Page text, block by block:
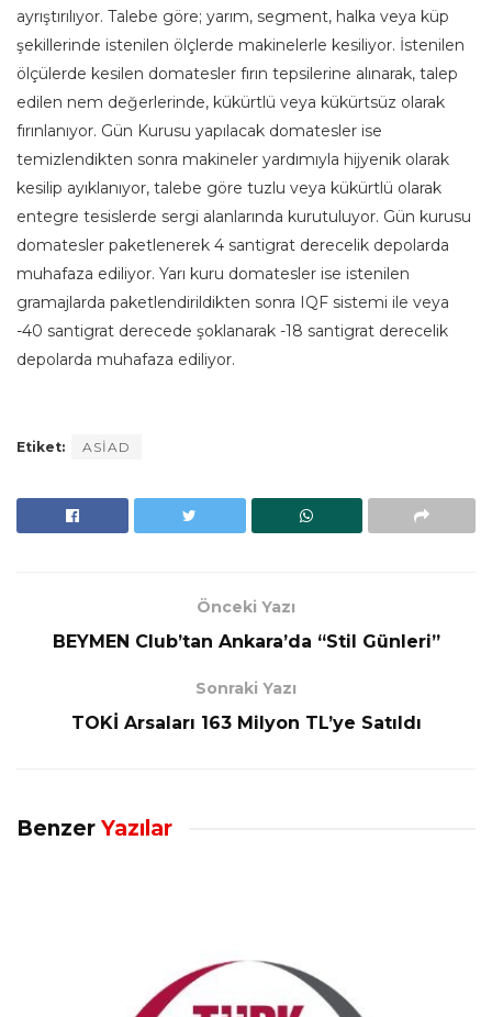
ayrıştırılıyor. Talebe göre; yarım, segment, halka veya küp
şekillerinde istenilen ölçlerde makinelerle kesiliyor. İstenilen
ölçülerde kesilen domatesler fırın tepsilerine alınarak, talep
edilen nem değerlerinde, kükürtlü veya kükürtsüz olarak
fırınlanıyor. Gün Kurusu yapılacak domatesler ise
temizlendikten sonra makineler yardımıyla hijyenik olarak
kesilip ayıklanıyor, talebe göre tuzlu veya kükürtlü olarak
entegre tesislerde sergi alanlarında kurutuluyor. Gün kurusu
domatesler paketlenerek 4 santigrat derecelik depolarda
muhafaza ediliyor. Yarı kuru domatesler ise istenilen
gramajlarda paketlendirildikten sonra IQF sistemi ile veya
-40 santigrat derecede şoklanarak -18 santigrat derecelik
depolarda muhafaza ediliyor.
Etiket: ASİAD
Önceki Yazı
BEYMEN Club’tan Ankara’da “Stil Günleri”
Sonraki Yazı
TOKİ Arsaları 163 Milyon TL’ye Satıldı
Benzer Yazılar